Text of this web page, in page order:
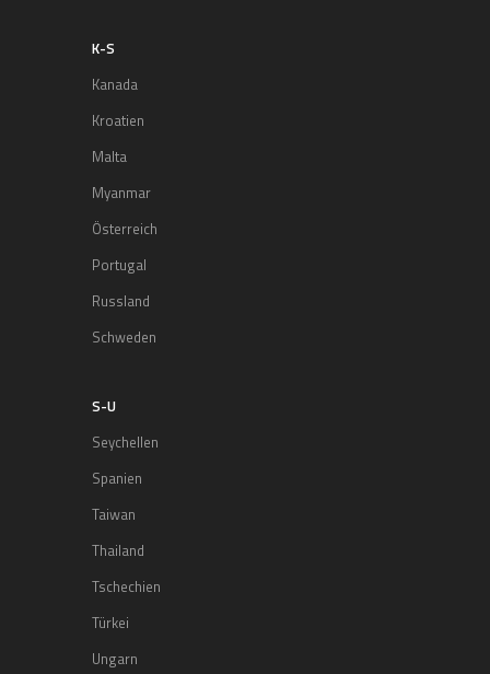
K-S
Kanada
Kroatien
Malta
Myanmar
Österreich
Portugal
Russland
Schweden
S-U
Seychellen
Spanien
Taiwan
Thailand
Tschechien
Türkei
Ungarn